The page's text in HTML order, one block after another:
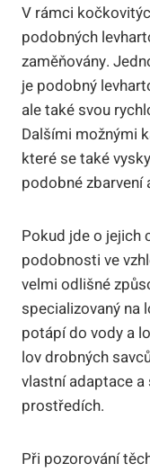
V rámci
podobných
zaměňovány.
je podobný
ale také svou
Dalšími možnými
které se také
podobné zbarvení
Pokud jde o jejich
podobnosti ve
velmi odlišné
specializovaný na
potápí do vody a
lov drobných
vlastní adaptace
prostředích.
Při pozorování